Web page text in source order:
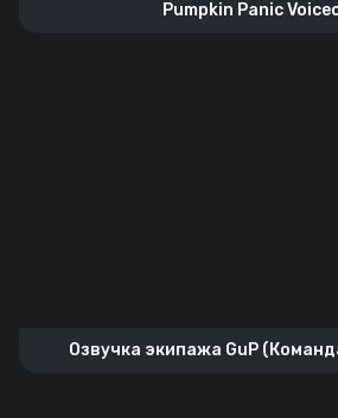
Pumpkin Panic
Озвучка экипажа GuP